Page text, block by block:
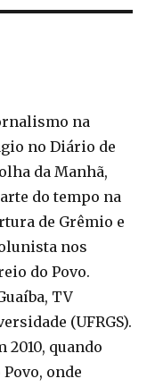
na
no Diário de
da Manhã,
do tempo na
de Grêmio e
nos
do Povo.
TV
(UFRGS).
quando
onde